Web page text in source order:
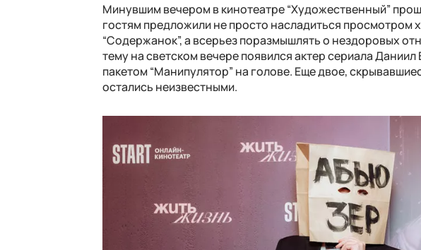
Минувшим вечером в кинотеатре “Художественный”
гостям предложили не просто насладиться просмотром
“Содержанок”, а всерьез поразмышлять о нездоровых
тему на светском вечере появился актер сериала
пакетом “Манипулятор” на голове. Еще двое,
остались неизвестными.